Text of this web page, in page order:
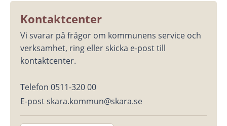
Kontaktcenter
Vi svarar på frågor om kommunens service och
verksamhet, ring eller skicka e-post till
kontaktcenter.
Telefon 0511-320 00
E-post skara.kommun@skara.se